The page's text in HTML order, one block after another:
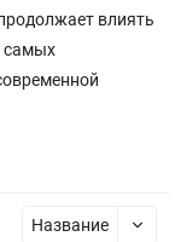
влиять
самых
Название